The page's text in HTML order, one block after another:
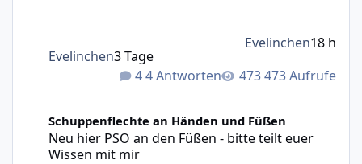
4 Antworten 473 Aufrufe
Evelinchen3 Tage
Evelinchen18 h
Schuppenflechte an Händen und Füßen
Neu hier PSO an den Füßen - bitte teilt euer
Wissen mit mir